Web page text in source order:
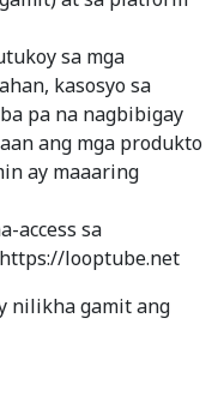
sa mga
kasosyo sa
pa na nagbibigay
ang mga produkto
ay maaaring
access sa
looptube.net
nilikha gamit ang